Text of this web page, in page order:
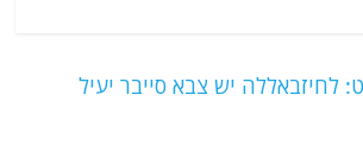
l
er
e
לחיזבאללה יש צבא סייבר יעיל